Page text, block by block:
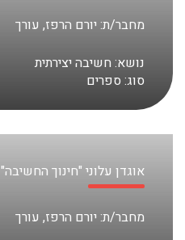
מחבר/ת: יורם הרפז, עורך
נושא: חשיבה יצירתית
סוג:ספרים
אוגדן עלוני "חינוך החשיבה" 1996
מחבר/ת: יורם הרפז, עורך